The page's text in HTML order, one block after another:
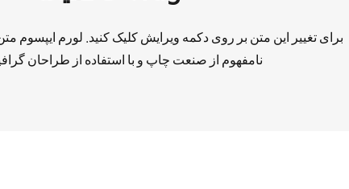
برای تغییر این متن بر روی دکمه ویرایش کلیک کنید. لورم ایپسوم
نامفهوم از صنعت چاپ و با استفاده از طراحان